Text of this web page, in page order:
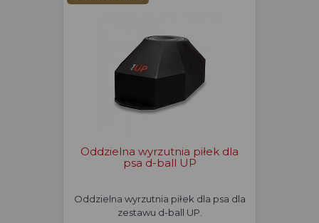
Oddzielna wyrzutnia piłek dla
psa d-ball UP
Oddzielna wyrzutnia piłek dla psa dla
zestawu d-ball UP.